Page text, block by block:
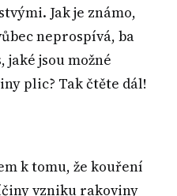
Jak je známo,
neprospívá, ba
jaké jsou možné
plic? Tak čtěte dál!
k tomu, že kouření
vzniku rakoviny